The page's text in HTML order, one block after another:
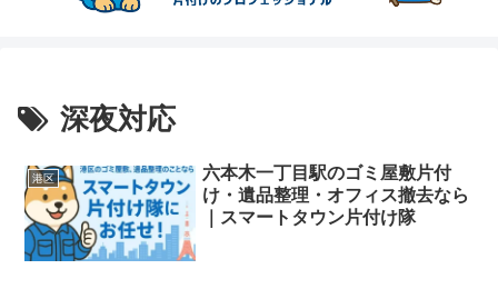
深夜対応
港区
六本木一丁目駅のゴミ屋敷片付
け・遺品整理・オフィス撤去なら
｜スマートタウン片付け隊